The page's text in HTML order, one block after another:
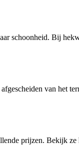
schoonheid. Bij
van het
prijzen. Bekijk ze